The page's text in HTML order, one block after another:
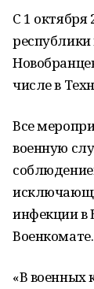
С 1
числе в
Все
военную
инфекции в
Военкомате.
«В военных